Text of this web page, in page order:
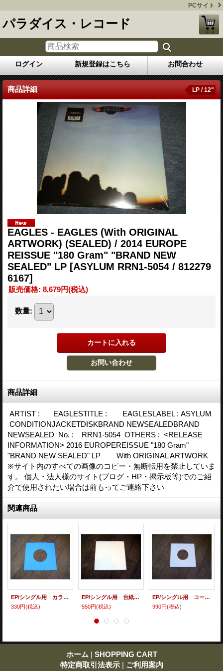
PCサイト
パラダイス・レコード
ログイン 新規登録はこちら お問合わせ
商品詳細 LP / 12"
EAGLES - EAGLES (With ORIGINAL
ARTWORK) (SEALED) / 2014 EUROPE
REISSUE "180 Gram" "BRAND NEW
SEALED" LP [ASYLUM RRN1-5054 / 812279
6167]
販売価格: 8,679円(税込)
数量:
商品詳細
ARTIST : EAGLESTITLE : EAGLESLABEL : ASYLUM
CONDITIONJACKETDISKBRAND NEWSEALEDBRAND
NEWSEALED No. : RRN1-5054 OTHERS : <RELEASE
INFORMATION> 2016 EUROPEREISSUE "180 Gram"
"BRAND NEW SEALED" LP With ORIGINAL ARTWORK
※サイト内のすべての画像のコピー・無断転用を禁止していま
す。 個人・法人様のサイト(ブログ・HP・掲示板等)でのご紹
介で使用されたい場合は前もってご連絡下さい
関連商品
EP/シングル用 カラースリーヴ（全4色） 5枚セット
330円(税込)
EP/シングル用 台紙 10枚セット
550円(税込)
EP/シングル用 コート紙丸穴ジャケ 白 10 copies set / １０枚セット
990円(税込)
ホーム | SHOPPING CART
特定商取引法表示 | ご利用案内